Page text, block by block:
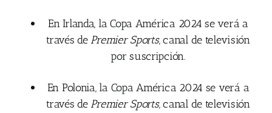
En Irlanda, la Copa América 2024 se verá a
través de Premier Sports, canal de televisión
por suscripción.
En Polonia, la Copa América 2024 se verá a
través de Premier Sports, canal de televisión